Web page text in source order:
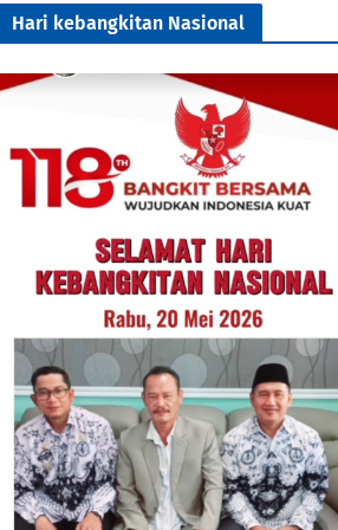
Hari kebangkitan Nasional